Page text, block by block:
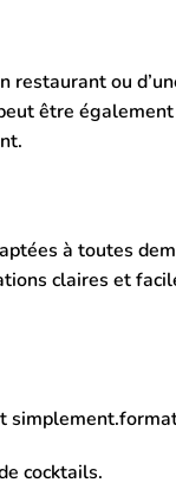
ou
être
à toutes
claires et
cocktails.